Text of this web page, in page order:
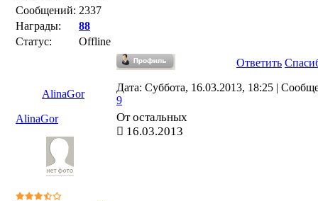
Сообщений: 2337
Награды:
88
Статус:
Offline
Ответить
AlinaGor
Дата: Суббота, 16.03.2013, 18:25 |
9
AlinaGor
От остальных
16.03.2013